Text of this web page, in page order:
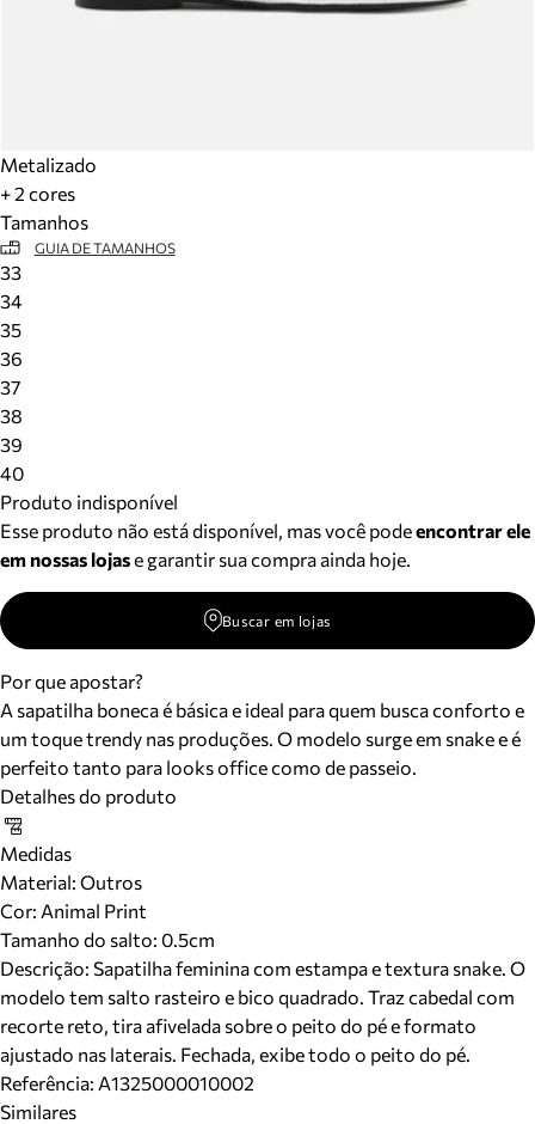
Metalizado
+ 2 cores
Tamanhos
GUIA DE TAMANHOS
33
34
35
36
37
38
39
40
Produto indisponível
Esse produto não está disponível, mas você podeencontrar ele
em nossas lojase garantir sua compra ainda hoje.
Buscar em lojas
Por que apostar?
A sapatilha boneca é básica e ideal para quem busca conforto e
um toque trendy nas produções. O modelo surge em snake e é
perfeito tanto para looks office como de passeio.
Detalhes do produto
Medidas
Material: Outros
Cor: Animal Print
Tamanho do salto: 0.5cm
Descrição: Sapatilha feminina com estampa e textura snake. O
modelo tem salto rasteiro e bico quadrado. Traz cabedal com
recorte reto, tira afivelada sobre o peito do pé e formato
ajustado nas laterais. Fechada, exibe todo o peito do pé.
Referência: A1325000010002
Similares